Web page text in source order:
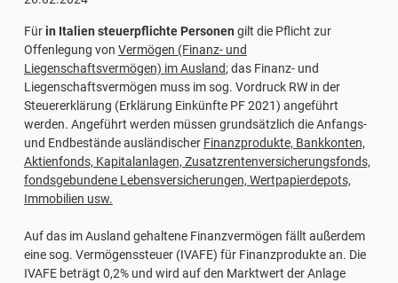
Fürin Italien steuerpflichte Personen gilt die Pflicht zur
Offenlegung von Vermögen (Finanz- und
Liegenschaftsvermögen) im Ausland; das Finanz- und
Liegenschaftsvermögen muss im sog. Vordruck RW in der
Steuererklärung (Erklärung Einkünfte PF 2021) angeführt
werden. Angeführt werden müssen grundsätzlich die Anfangs-
und Endbestände ausländischer Finanzprodukte, Bankkonten,
Aktienfonds, Kapitalanlagen, Zusatzrentenversicherungsfonds,
fondsgebundene Lebensversicherungen, Wertpapierdepots,
Immobilien usw.
Auf das im Ausland gehaltene Finanzvermögen fällt außerdem
eine sog. Vermögenssteuer (IVAFE) für Finanzprodukte an. Die
IVAFE beträgt 0,2% und wird auf den Marktwert der Anlage